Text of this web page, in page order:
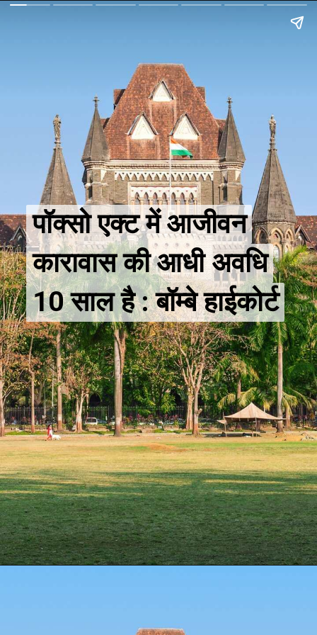
पॉक्सो एक्ट में आजीवन
कारावास की आधी अवधि
10 साल है : बॉम्बे हाईकोर्ट
पॉक्सो एक्ट में आजीवन
कारावास की आधी अवधि
10 साल है : बॉम्बे हाईकोर्ट